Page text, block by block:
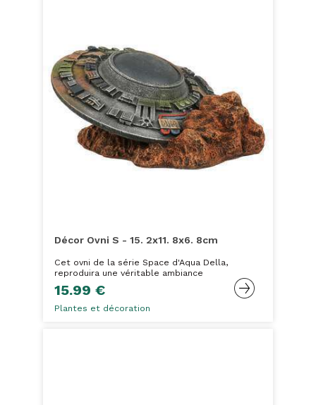
Décor Ovni S - 15. 2x11. 8x6. 8cm
Cet ovni de la série Space d'Aqua Della,
reproduira une véritable ambiance
15.99 €
Plantes et décoration